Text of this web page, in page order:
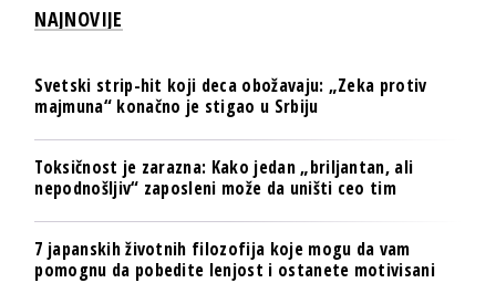
NAJNOVIJE
Svetski strip-hit koji deca obožavaju: „Zeka protiv
majmuna“ konačno je stigao u Srbiju
Toksičnost je zarazna: Kako jedan „briljantan, ali
nepodnošljiv“ zaposleni može da uništi ceo tim
7 japanskih životnih filozofija koje mogu da vam
pomognu da pobedite lenjost i ostanete motivisani